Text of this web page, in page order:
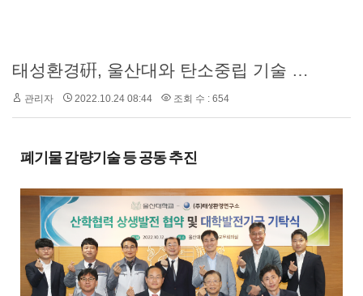
태성환경硏, 울산대와 탄소중립 기술 개발한다(한국경제 기사 발췌)
관리자 2022.10.24 08:44 조회 수 : 654
폐기물 감량기술 등 공동 추진